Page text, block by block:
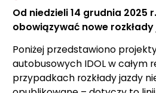
Od niedzieli 14 grudnia 2025
obowiązywać nowe
Poniżej przedstawiono
autobusowych IDOL w całym
przypadkach rozkłady jazdy